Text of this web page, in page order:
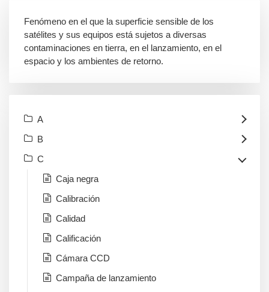
Fenómeno en el que la superficie sensible de los
satélites y sus equipos está sujetos a diversas
contaminaciones en tierra, en el lanzamiento, en el
espacio y los ambientes de retorno.
A
B
C
Caja negra
Calibración
Calidad
Calificación
Cámara CCD
Campaña de lanzamiento